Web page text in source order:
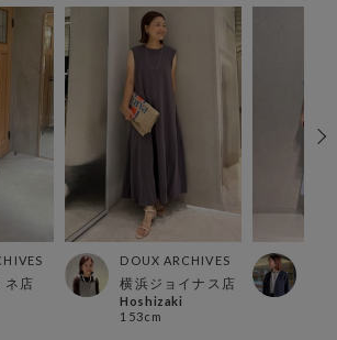
ネ店
DOUX ARCHIVES
横浜ジョイナス店
Hoshizaki
153cm